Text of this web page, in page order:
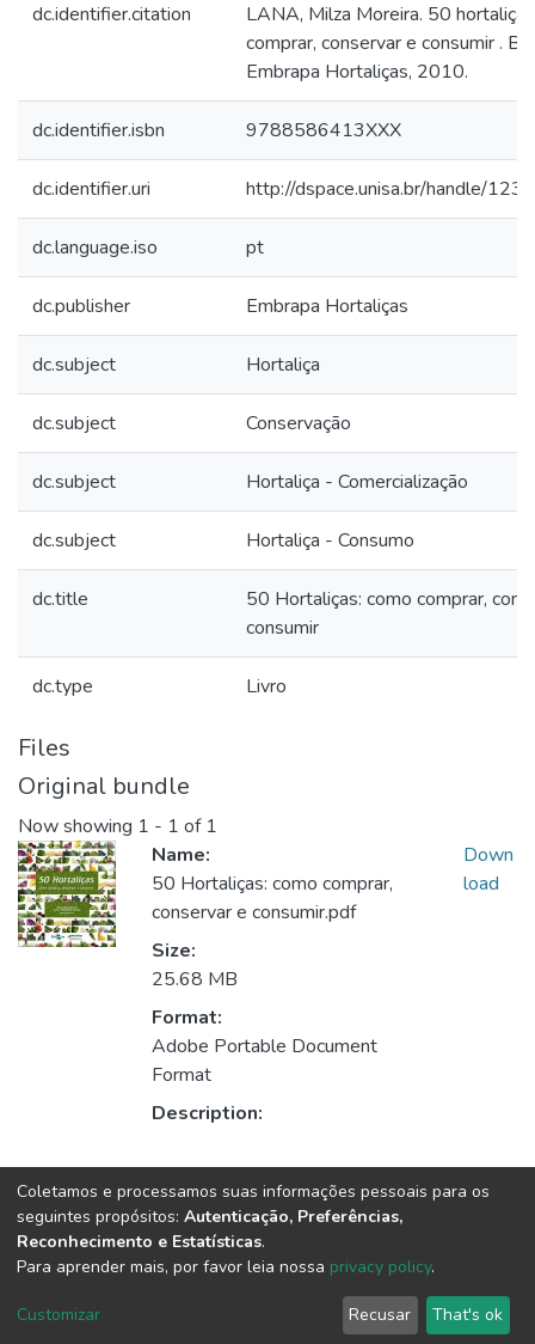
dc.identifier.citation
LANA, Milza Moreira. 50
comprar, conservar e consumir .
Embrapa Hortaliças, 2010.
dc.identifier.isbn 9788586413XXX
dc.identifier.uri http://dspace.unisa.br/handle/
dc.language.iso pt
dc.publisher Embrapa Hortaliças
dc.subject Hortaliça
dc.subject Conservação
dc.subject Hortaliça - Comercialização
dc.subject Hortaliça - Consumo
dc.title
50 Hortaliças: como comprar,
consumir
dc.type Livro
Files
Original bundle
Now showing 1 - 1 of 1
Name:
50 Hortaliças: como comprar,
conservar e consumir.pdf
Size:
25.68 MB
Format:
Adobe Portable Document
Format
Description:
Down
load
Collections
Ebooks | Coleção de Livros
DSpace software copyright © 2002-2026 LYRASIS
Send Feedback
Coletamos e processamos suas informações pessoais para os
seguintes propósitos: Autenticação, Preferências,
Reconhecimento e Estatísticas.
Para aprender mais, por favor leia nossa privacy policy.
Customizar Recusar That's ok